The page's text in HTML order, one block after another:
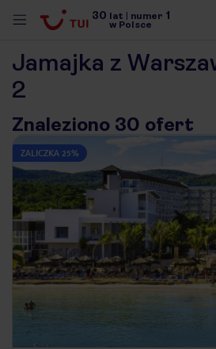
30 lat numer 1
w Polsce
Jamajka z
2
Znaleziono 30 ofert
ZALICZKA 25%